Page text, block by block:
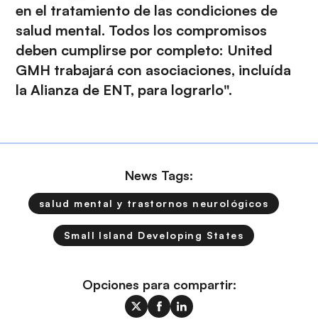
en el tratamiento de las condiciones de
salud mental. Todos los compromisos
deben cumplirse por completo: United
GMH trabajará con asociaciones, incluída
la Alianza de ENT, para lograrlo".
News Tags:
salud mental y trastornos neurológicos
Small Island Developing States
Opciones para compartir: